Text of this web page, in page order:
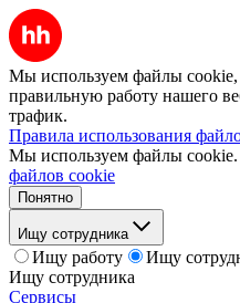
Мы используем файлы cookie,
правильную работу нашего
трафик.
Правила использования
Мы используем файлы cookie.
файлов cookie
Понятно
Ищу сотрудника
Ищу работу
Ищу
Ищу сотрудника
Сервисы